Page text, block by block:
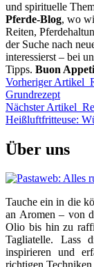
und spirituelle
Pferde-Blog, wo
Reiten,
der Suche nach
interessierst – bei
Tipps. Buon
Vorheriger Artikel
Grundrezept
Nächster Artikel
Heißluftfritteuse:
Über uns
Tauche ein in die
an Aromen – von
Olio bis hin zu
Tagliatelle. Lass
inspirieren und